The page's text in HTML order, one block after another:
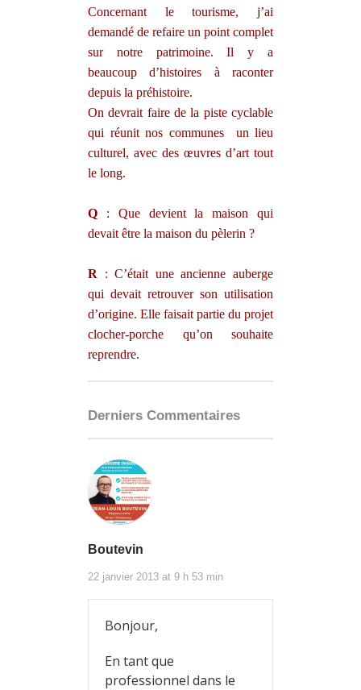
Concernant le tourisme, j’ai
demandé de refaire un point complet
sur notre patrimoine. Il y a
beaucoup d’histoires à raconter
depuis la préhistoire.
On devrait faire de la piste cyclable
qui réunit nos communes
un lieu
culturel, avec des œuvres d’art tout
le long.
Q
: Que devient la maison qui
devait être la maison du pèlerin ?
R
: C’était une ancienne auberge
qui devait retrouver son utilisation
d’origine. Elle faisait partie du projet
clocher-porche qu’on souhaite
reprendre.
Derniers Commentaires
Boutevin
22 janvier 2013 at 9 h 53 min
Bonjour,
En tant que
professionnel dans le